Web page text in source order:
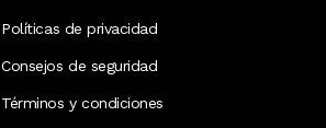
Políticas de privacidad
Consejos de seguridad
Términos y condiciones